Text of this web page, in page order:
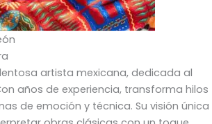
artista mexicana, dedicada al
años de experiencia, transforma hilos
de emoción y técnica. Su visión única